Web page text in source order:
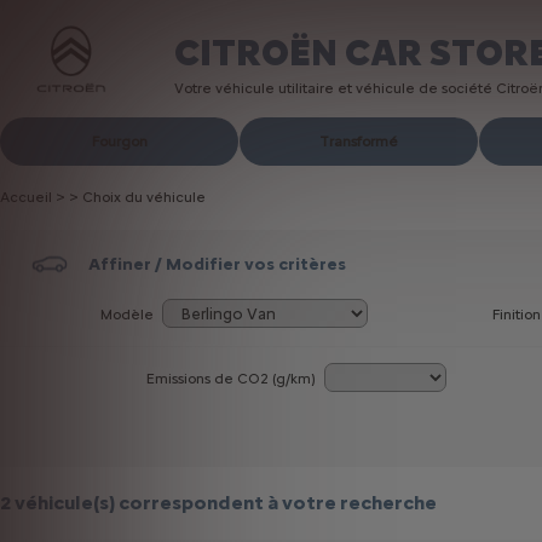
CITROËN CAR
Votre véhicule utilitaire et véhicule de société
Transformé
Accueil > > Choix du véhicule
Affiner / Modifier vos critères
Modèle Finition
Emissions de CO2 (g/km)
2 véhicule(s) correspondent à votre recherche